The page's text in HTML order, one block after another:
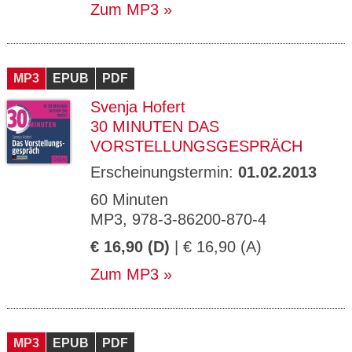
Zum MP3
MP3 EPUB PDF
Svenja Hofert
30 MINUTEN DAS
VORSTELLUNGSGESPRÄCH
Erscheinungstermin: 01.02.2013
60 Minuten
MP3, 978-3-86200-870-4
€ 16,90 (D) | € 16,90 (A)
Zum MP3
MP3 EPUB PDF